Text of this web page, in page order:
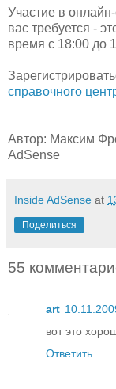
Участие в
вас требуется -
время с 18:00 до
справочного
Автор: Максим
AdSense
Inside AdSense at
Поделиться
55
art
вот это
Ответить